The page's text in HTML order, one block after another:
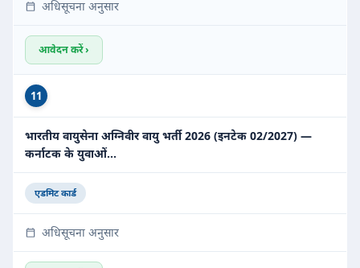
अधिसूचना अनुसार
आवेदन करें ›
11
भारतीय वायुसेना अग्निवीर वायु भर्ती 2026 (इनटेक 02/2027) —
कर्नाटक के युवाओं…
एडमिट कार्ड
अधिसूचना अनुसार